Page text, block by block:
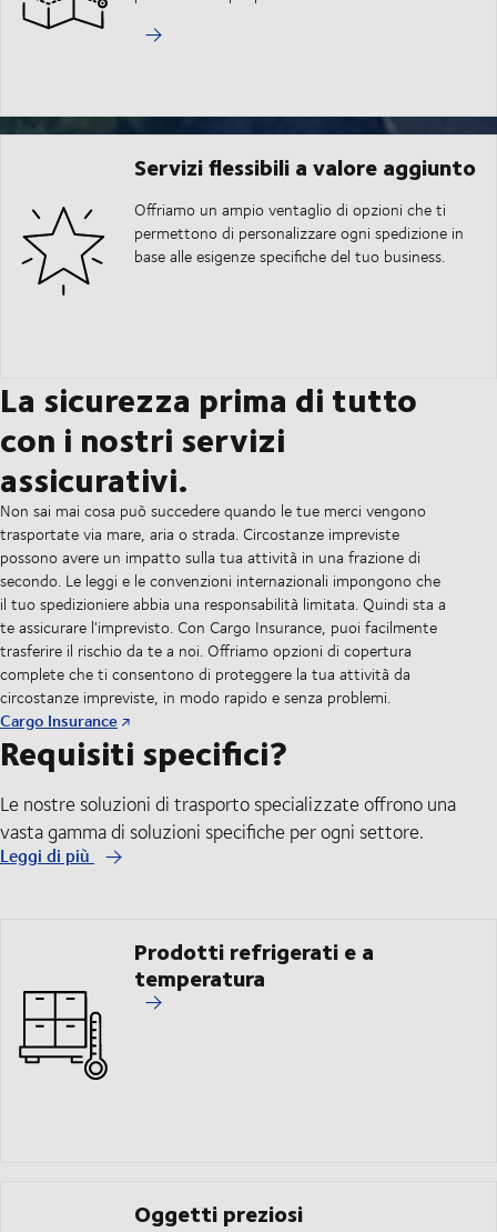
Servizi flessibili a valore aggiunto
Offriamo un ampio ventaglio di opzioni che ti
permettono di personalizzare ogni spedizione in
base alle esigenze specifiche del tuo business.
La sicurezza prima di tutto
con i nostri servizi
assicurativi.
Non sai mai cosa può succedere quando le tue merci vengono
trasportate via mare, aria o strada. Circostanze impreviste
possono avere un impatto sulla tua attività in una frazione di
secondo. Le leggi e le convenzioni internazionali impongono che
il tuo spedizioniere abbia una responsabilità limitata. Quindi sta a
te assicurare l'imprevisto. Con Cargo Insurance, puoi facilmente
trasferire il rischio da te a noi. Offriamo opzioni di copertura
complete che ti consentono di proteggere la tua attività da
circostanze impreviste, in modo rapido e senza problemi.
Cargo Insurance
Requisiti specifici?
Le nostre soluzioni di trasporto specializzate offrono una
vasta gamma di soluzioni specifiche per ogni settore.
Leggi di più
Prodotti refrigerati e a
temperatura
Oggetti preziosi